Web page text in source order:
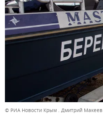
© РИА Новости Крым . Дмитрий Макеев